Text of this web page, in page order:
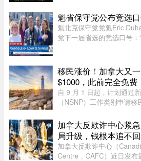
Thompson Rivers
目前“无法确认”他是否真
魁省保守党公布竞选
魁北克保守党党魁Éric
党下一届省选的竞选口号
未来联盟（CAQ）、 ...
移民涨价！加拿大又
$1000，此前完全免费
自 9 月 1 日起，计划通过
（NSNP）工作类别申请
$2,000 的申请费，同样从
科舍省政府于 2026 年 8
加拿大反欺诈中心紧
局升级，钱根本追不
加拿大反欺诈中心（
Centre，CAFC）近日发布